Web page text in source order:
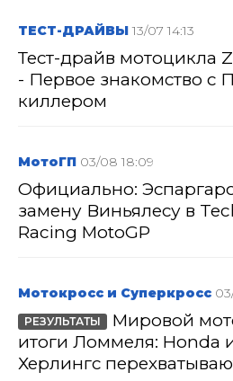
ТЕСТ-ДРАЙВЫ 13/07 14:13
Тест-драйв мотоцикла
- Первое знакомство
киллером
МотоГП 03/08 18:09
Официально:
замену Виньялесу в
Racing MotoGP
Мотокросс и Суперкросс
РЕЗУЛЬТАТЫ
Мировой
итоги Ломмеля:
Херлингс